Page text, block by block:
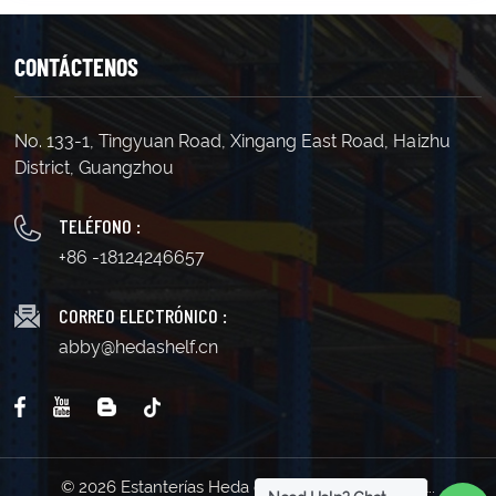
CONTÁCTENOS
No. 133-1, Tingyuan Road, Xingang East Road, Haizhu
District, Guangzhou
TELÉFONO :
+86 -18124246657
CORREO ELECTRÓNICO :
abby@hedashelf.cn
© 2026 Estanterías Heda de Guangzhou Co., Ltd..